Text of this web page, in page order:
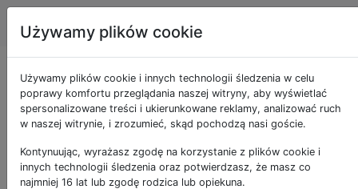
Apple Tagi
Po przebudzeniu
niektóre okna
Chrome są rozmyte
Używamy plików cookie
Używamy plików cookie i innych technologii śledzenia w celu
poprawy komfortu przeglądania naszej witryny, aby wyświetlać
spersonalizowane treści i ukierunkowane reklamy, analizować ruch
w naszej witrynie, i zrozumieć, skąd pochodzą nasi goście.
Kontynuując, wyrażasz zgodę na korzystanie z plików cookie i
innych technologii śledzenia oraz potwierdzasz, że masz co
najmniej 16 lat lub zgodę rodzica lub opiekuna.